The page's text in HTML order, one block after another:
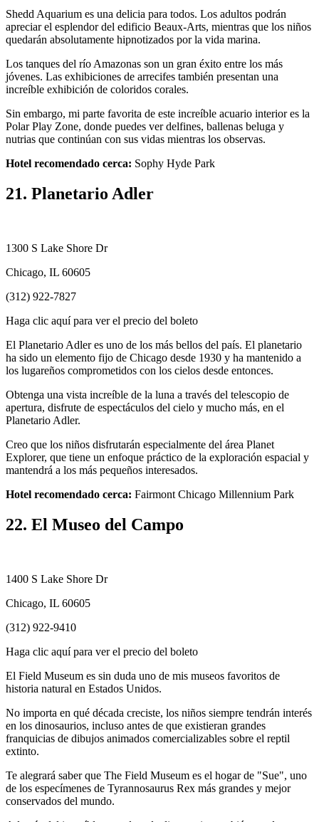
Shedd Aquarium es una delicia para todos. Los adultos podrán
apreciar el esplendor del edificio Beaux-Arts, mientras que los niños
quedarán absolutamente hipnotizados por la vida marina.
Los tanques del río Amazonas son un gran éxito entre los más
jóvenes. Las exhibiciones de arrecifes también presentan una
increíble exhibición de coloridos corales.
Sin embargo, mi parte favorita de este increíble acuario interior es la
Polar Play Zone, donde puedes ver delfines, ballenas beluga y
nutrias que continúan con sus vidas mientras los observas.
Hotel recomendado cerca: Sophy Hyde Park
21. Planetario Adler
1300 S Lake Shore Dr
Chicago, IL 60605
(312) 922-7827
Haga clic aquí para ver el precio del boleto
El Planetario Adler es uno de los más bellos del país. El planetario
ha sido un elemento fijo de Chicago desde 1930 y ha mantenido a
los lugareños comprometidos con los cielos desde entonces.
Obtenga una vista increíble de la luna a través del telescopio de
apertura, disfrute de espectáculos del cielo y mucho más, en el
Planetario Adler.
Creo que los niños disfrutarán especialmente del área Planet
Explorer, que tiene un enfoque práctico de la exploración espacial y
mantendrá a los más pequeños interesados.
Hotel recomendado cerca: Fairmont Chicago Millennium Park
22. El Museo del Campo
1400 S Lake Shore Dr
Chicago, IL 60605
(312) 922-9410
Haga clic aquí para ver el precio del boleto
El Field Museum es sin duda uno de mis museos favoritos de
historia natural en Estados Unidos.
No importa en qué década creciste, los niños siempre tendrán interés
en los dinosaurios, incluso antes de que existieran grandes
franquicias de dibujos animados comercializables sobre el reptil
extinto.
Te alegrará saber que The Field Museum es el hogar de "Sue", uno
de los especímenes de Tyrannosaurus Rex más grandes y mejor
conservados del mundo.